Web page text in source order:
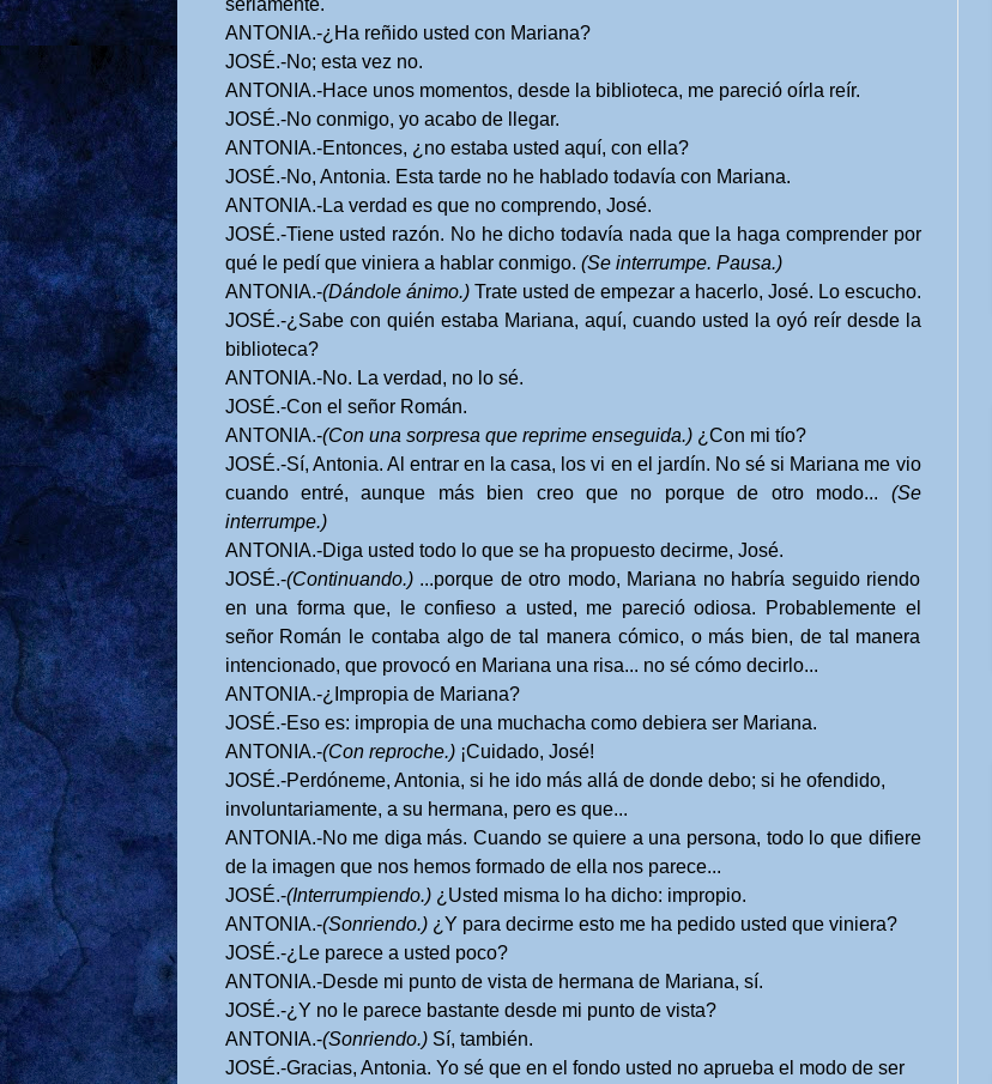
seriamente.
ANTONIA.-¿Ha reñido usted con Mariana?
JOSÉ.-No; esta vez no.
ANTONIA.-Hace unos momentos, desde la biblioteca, me pareció oírla reír.
JOSÉ.-No conmigo, yo acabo de llegar.
ANTONIA.-Entonces, ¿no estaba usted aquí, con ella?
JOSÉ.-No, Antonia. Esta tarde no he hablado todavía con Mariana.
ANTONIA.-La verdad es que no comprendo, José.
JOSÉ.-Tiene usted razón. No he dicho todavía nada que la haga comprender por
qué le pedí que viniera a hablar conmigo. (Se interrumpe. Pausa.)
ANTONIA.-(Dándole ánimo.)Trate usted de empezar a hacerlo, José. Lo escucho.
JOSÉ.-¿Sabe con quién estaba Mariana, aquí, cuando usted la oyó reír desde la
biblioteca?
ANTONIA.-No. La verdad, no lo sé.
JOSÉ.-Con el señor Román.
ANTONIA.-(Con una sorpresa que reprime enseguida.)¿Con mi tío?
JOSÉ.-Sí, Antonia. Al entrar en la casa, los vi en el jardín. No sé si Mariana me vio
cuando entré, aunque más bien creo que no porque de otro modo... (Se
interrumpe.)
ANTONIA.-Diga usted todo lo que se ha propuesto decirme, José.
JOSÉ.-(Continuando.)...porque de otro modo, Mariana no habría seguido riendo
en una forma que, le confieso a usted, me pareció odiosa. Probablemente el
señor Román le contaba algo de tal manera cómico, o más bien, de tal manera
intencionado, que provocó en Mariana una risa... no sé cómo decirlo...
ANTONIA.-¿Impropia de Mariana?
JOSÉ.-Eso es: impropia de una muchacha como debiera ser Mariana.
ANTONIA.-(Con reproche.)¡Cuidado, José!
JOSÉ.-Perdóneme, Antonia, si he ido más allá de donde debo; si he ofendido,
involuntariamente, a su hermana, pero es que...
ANTONIA.-No me diga más. Cuando se quiere a una persona, todo lo que difiere
de la imagen que nos hemos formado de ella nos parece...
JOSÉ.-(Interrumpiendo.)¿Usted misma lo ha dicho: impropio.
ANTONIA.-(Sonriendo.)¿Y para decirme esto me ha pedido usted que viniera?
JOSÉ.-¿Le parece a usted poco?
ANTONIA.-Desde mi punto de vista de hermana de Mariana, sí.
JOSÉ.-¿Y no le parece bastante desde mi punto de vista?
ANTONIA.-(Sonriendo.)Sí, también.
JOSÉ.-Gracias, Antonia. Yo sé que en el fondo usted no aprueba el modo de ser